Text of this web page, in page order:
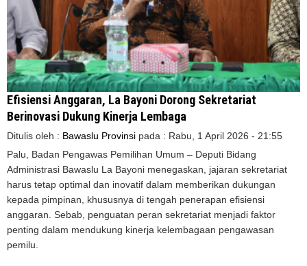
Efisiensi Anggaran, La Bayoni Dorong Sekretariat
Berinovasi Dukung Kinerja Lembaga
Ditulis oleh : Bawaslu Provinsi pada : Rabu, 1 April 2026 - 21:55
Palu, Badan Pengawas Pemilihan Umum – Deputi Bidang
Administrasi Bawaslu La Bayoni menegaskan, jajaran sekretariat
harus tetap optimal dan inovatif dalam memberikan dukungan
kepada pimpinan, khususnya di tengah penerapan efisiensi
anggaran. Sebab, penguatan peran sekretariat menjadi faktor
penting dalam mendukung kinerja kelembagaan pengawasan
pemilu.